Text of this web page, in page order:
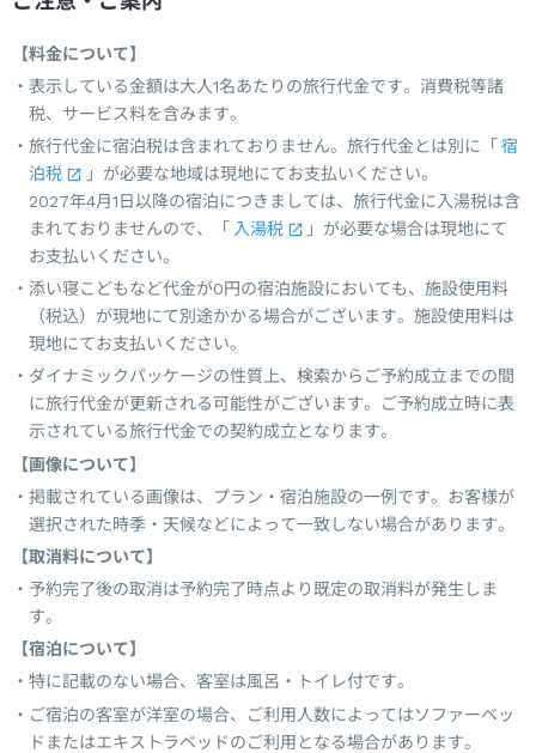
【料金について】
表示している金額は大人1名あたりの旅行代金です。消費税等諸
税、サービス料を含みます。
旅行代金に宿泊税は含まれておりません。旅行代金とは別に「 宿
泊税
」が必要な地域は現地にてお支払いください。
2027年4月1日以降の宿泊につきましては、旅行代金に入湯税は含
まれておりませんので、「 入湯税
」が必要な場合は現地にて
お支払いください。
添い寝こどもなど代金が0円の宿泊施設においても、施設使用料
（税込）が現地にて別途かかる場合がございます。施設使用料は
現地にてお支払いください。
ダイナミックパッケージの性質上、検索からご予約成立までの間
に旅行代金が更新される可能性がございます。ご予約成立時に表
示されている旅行代金での契約成立となります。
【画像について】
掲載されている画像は、プラン・宿泊施設の一例です。お客様が
選択された時季・天候などによって一致しない場合があります。
【取消料について】
予約完了後の取消は予約完了時点より既定の取消料が発生しま
す。
【宿泊について】
特に記載のない場合、客室は風呂・トイレ付です。
ご宿泊の客室が洋室の場合、ご利用人数によってはソファーベッ
ドまたはエキストラベッドのご利用となる場合があります。